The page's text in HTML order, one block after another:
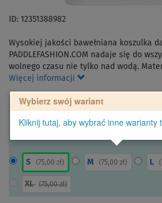
ID: 12351388982
Wysokiej jakości bawełniana koszulka
PADDLEFASHION.COM nadaje się do
wolnego czasu nie tylko nad wodą.
Więcej informacji
Wybierz swój wariant
Kliknij tutaj, aby wybrać inne warianty
S ( 75,00 zł) M ( 75,00 zł) L (
XL (75,00 zł)